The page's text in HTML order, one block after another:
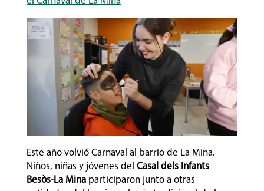
Este año volvió Carnaval al barrio de La Mina.
Niños, niñas y jóvenes del Casal dels Infants
Besòs-La Minaparticiparon junto a otras